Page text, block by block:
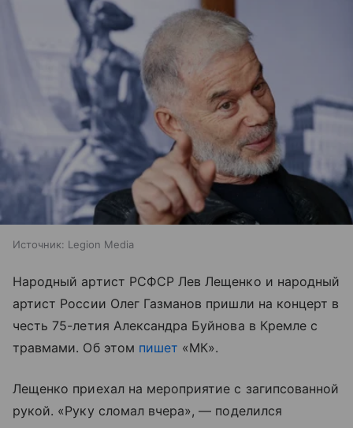
Источник: Legion Media
Народный артист РСФСР Лев Лещенко и народный
артист России Олег Газманов пришли на концерт в
честь 75-летия Александра Буйнова в Кремле с
травмами. Об этом пишет «МК».
Лещенко приехал на мероприятие с загипсованной
рукой. «Руку сломал вчера», — поделился